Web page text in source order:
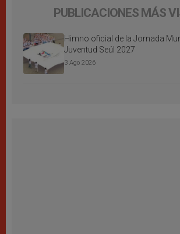
PUBLICACIONES MÁS
Himno oficial de la Jornada
Juventud Seúl 2027
3 Ago 2026